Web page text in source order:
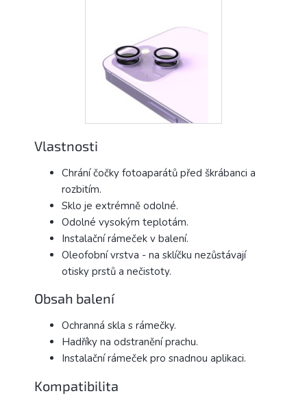
Vlastnosti
Chrání čočky fotoaparátů před škrábanci a
rozbitím.
Sklo je extrémně odolné.
Odolné vysokým teplotám.
Instalační rámeček v balení.
Oleofobní vrstva - na sklíčku nezůstávají
otisky prstů a nečistoty.
Obsah balení
Ochranná skla s rámečky.
Hadříky na odstranění prachu.
Instalační rámeček pro snadnou aplikaci.
Kompatibilita